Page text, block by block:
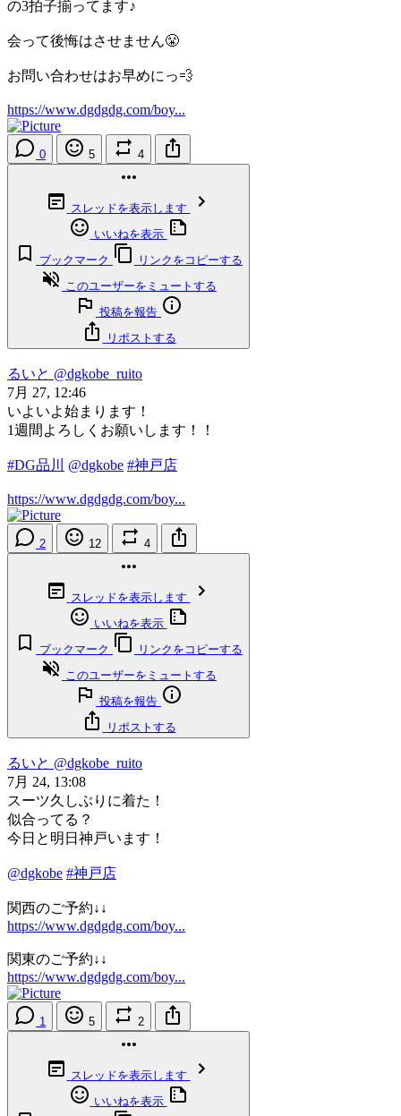
の3拍子揃ってます♪
会って後悔はさせません😤
お問い合わせはお早めにっ💨
https://www.dgdgdg.com/boy...
0 5 4
スレッドを表示します
いいねを表示
ブックマーク
リンクをコピーする
このユーザーをミュートする
投稿を報告
リポストする
るいと @dgkobe_ruito
7月 27, 12:46
いよいよ始まります！
1週間よろしくお願いします！！
#DG品川 @dgkobe #神戸店
https://www.dgdgdg.com/boy...
2 12 4
スレッドを表示します
いいねを表示
ブックマーク
リンクをコピーする
このユーザーをミュートする
投稿を報告
リポストする
るいと @dgkobe_ruito
7月 24, 13:08
スーツ久しぶりに着た！
似合ってる？
今日と明日神戸います！
@dgkobe #神戸店
関西のご予約↓↓
https://www.dgdgdg.com/boy...
関東のご予約↓↓
https://www.dgdgdg.com/boy...
1 5 2
スレッドを表示します
いいねを表示